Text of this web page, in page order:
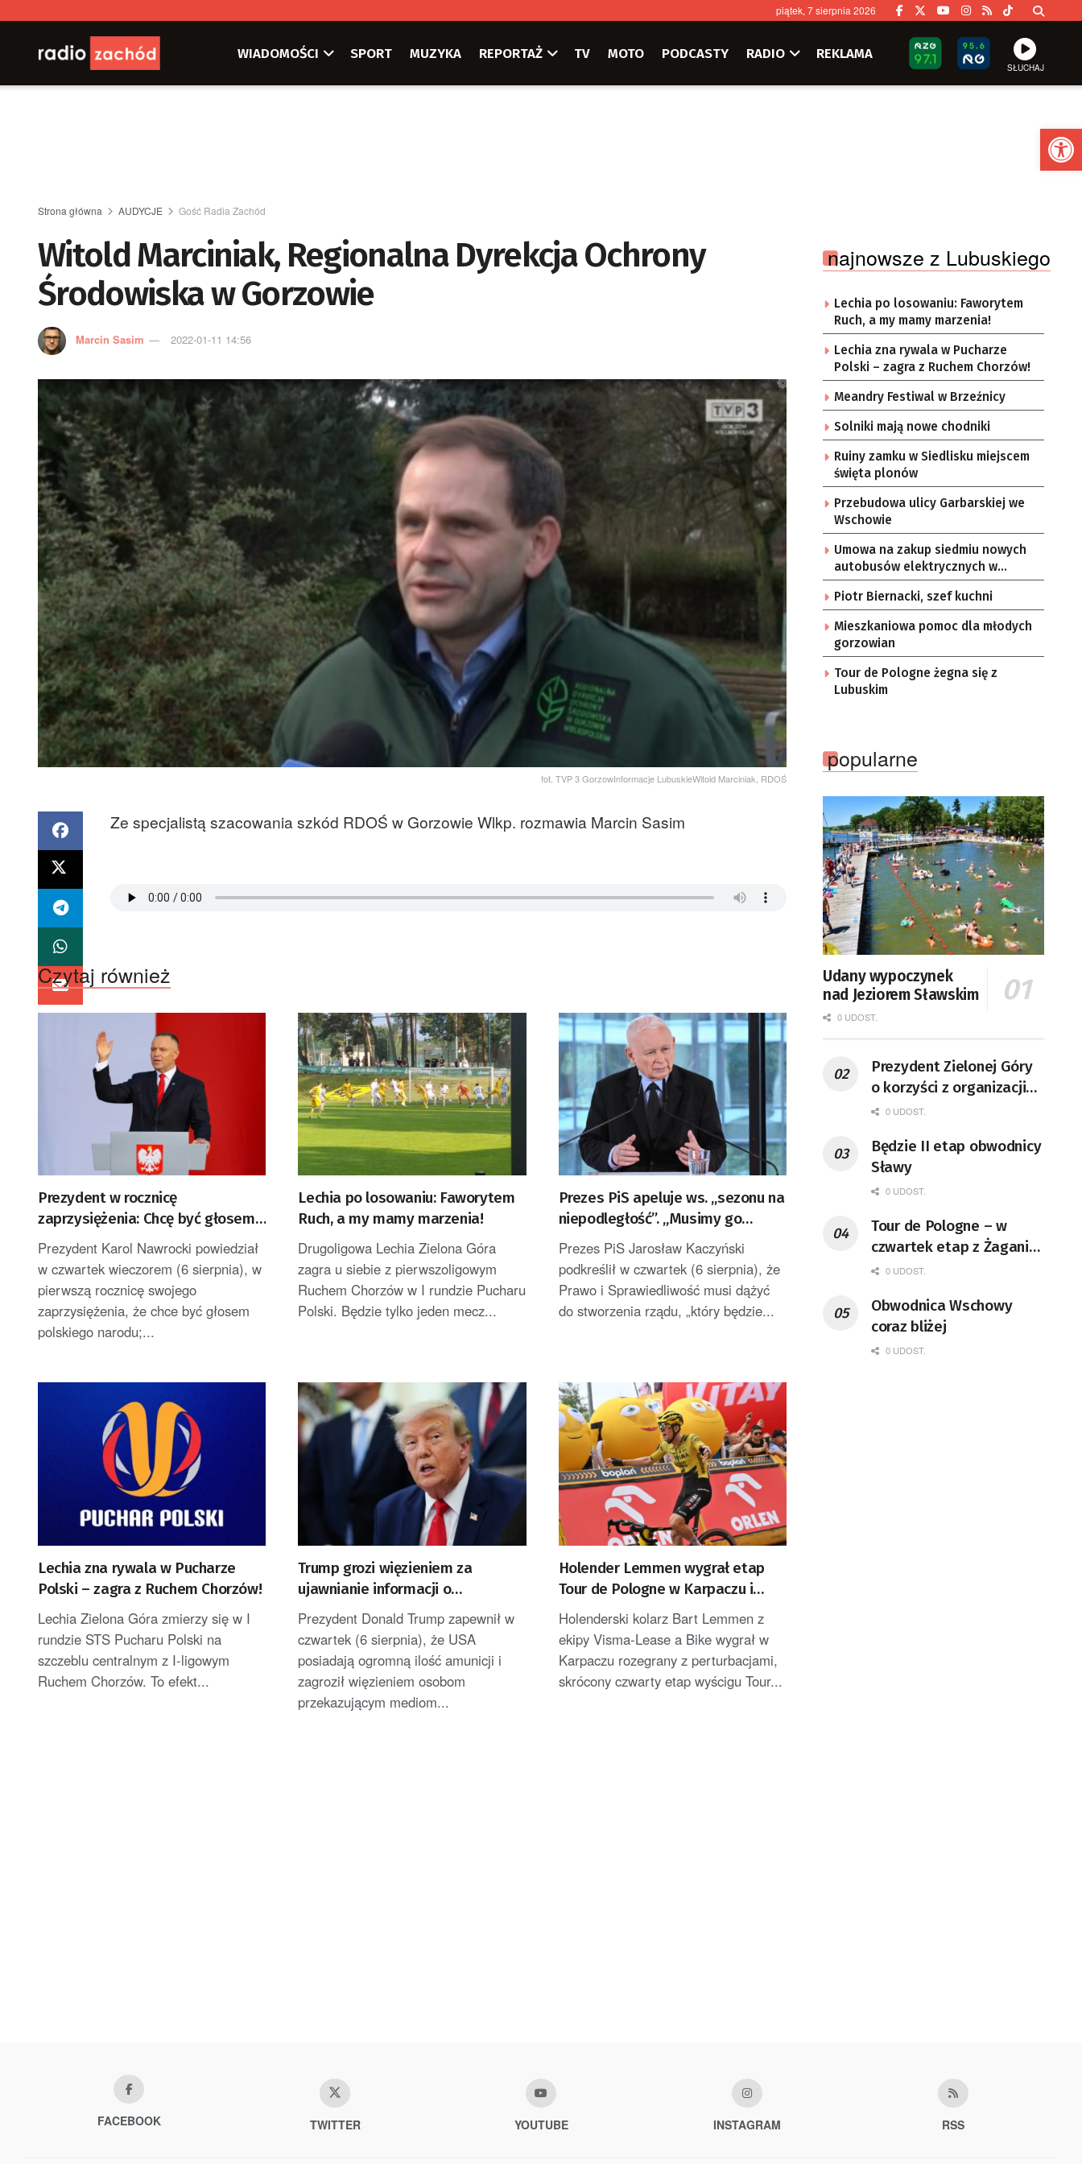
piątek, 7 sierpnia 2026
WIADOMOŚCI SPORT MUZYKA REPORTAŻ TV MOTO PODCASTY RADIO REKLAMA
SŁUCHAJ
Strona główna AUDYCJE Gość Radia Zachód
Witold Marciniak, Regionalna Dyrekcja Ochrony
Środowiska w Gorzowie
Marcin Sasim 2022-01-11 14:56
fot. TVP 3 GorzowInformacje LubuskieWitold Marciniak, RDOŚ
Ze specjalistą szacowania szkód RDOŚ w Gorzowie Wlkp. rozmawia Marcin Sasim
Czytaj również
Prezydent w rocznicę
zaprzysiężenia: Chcę być głosem
Polek i Polaków [AKTUALIZACJA]
Prezydent Karol Nawrocki powiedział
w czwartek wieczorem (6 sierpnia), w
pierwszą rocznicę swojego
zaprzysiężenia, że chce być głosem
polskiego narodu;...
Lechia po losowaniu: Faworytem
Ruch, a my mamy marzenia!
Drugoligowa Lechia Zielona Góra
zagra u siebie z pierwszoligowym
Ruchem Chorzów w I rundzie Pucharu
Polski. Będzie tylko jeden mecz...
Prezes PiS apeluje ws. „sezonu na
niepodległość”. „Musimy go
wykorzystać”
Prezes PiS Jarosław Kaczyński
podkreślił w czwartek (6 sierpnia), że
Prawo i Sprawiedliwość musi dążyć
do stworzenia rządu, „który będzie...
Lechia zna rywala w Pucharze
Polski – zagra z Ruchem Chorzów!
Lechia Zielona Góra zmierzy się w I
rundzie STS Pucharu Polski na
szczeblu centralnym z I-ligowym
Ruchem Chorzów. To efekt...
Trump grozi więzieniem za
ujawnianie informacji o
uszczuplonych zapasach amunicji
Prezydent Donald Trump zapewnił w
czwartek (6 sierpnia), że USA
posiadają ogromną ilość amunicji i
zagroził więzieniem osobom
przekazującym mediom...
Holender Lemmen wygrał etap
Tour de Pologne w Karpaczu i
został liderem [AKTUALIZACJA]
Holenderski kolarz Bart Lemmen z
ekipy Visma-Lease a Bike wygrał w
Karpaczu rozegrany z perturbacjami,
skrócony czwarty etap wyścigu Tour...
najnowsze z Lubuskiego
Lechia po losowaniu: Faworytem
Ruch, a my mamy marzenia!
Lechia zna rywala w Pucharze
Polski – zagra z Ruchem Chorzów!
Meandry Festiwal w Brzeźnicy
Solniki mają nowe chodniki
Ruiny zamku w Siedlisku miejscem
święta plonów
Przebudowa ulicy Garbarskiej we
Wschowie
Umowa na zakup siedmiu nowych
autobusów elektrycznych w
Zielonej Górze
Piotr Biernacki, szef kuchni
Mieszkaniowa pomoc dla młodych
gorzowian
Tour de Pologne żegna się z
Lubuskim
popularne
Udany wypoczynek
nad Jeziorem Sławskim
0 UDOST.
Prezydent Zielonej Góry
o korzyści z organizacji
mety Tour de Pologne
0 UDOST.
Będzie II etap obwodnicy
Sławy
0 UDOST.
Tour de Pologne – w
czwartek etap z Żagania
do Karpacza
0 UDOST.
Obwodnica Wschowy
coraz bliżej
0 UDOST.
FACEBOOK TWITTER YOUTUBE INSTAGRAM RSS